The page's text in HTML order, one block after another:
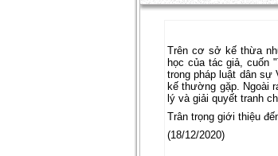
Trên cơ sở kế thừa
học của tác giả, cuốn
trong pháp luật dân sự
kế thường gặp. Ngoài
lý và giải quyết tranh
Trân trọng giới thiệu
(18/12/2020)